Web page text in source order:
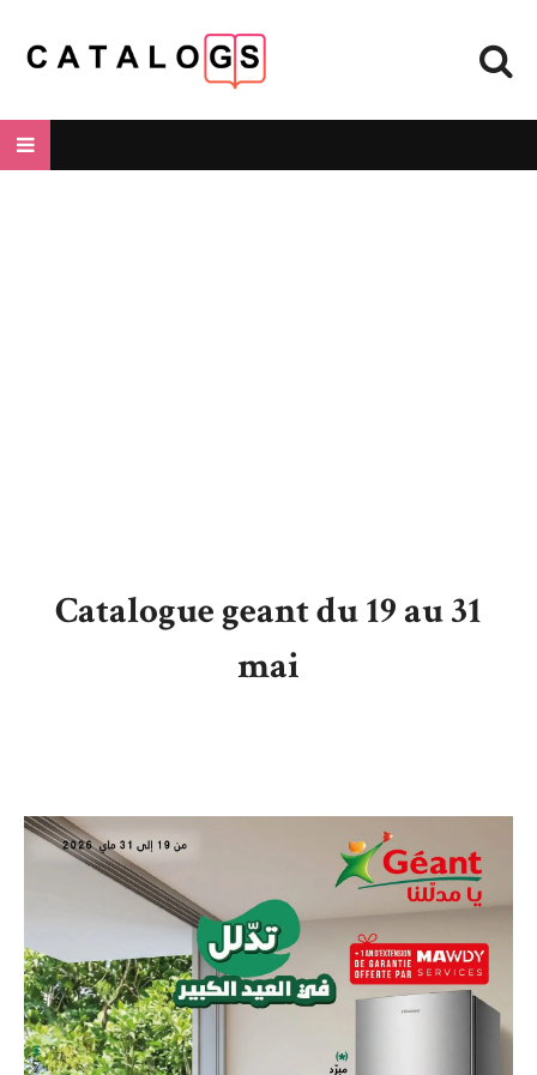
Catalogue geant du 19 au 31
mai